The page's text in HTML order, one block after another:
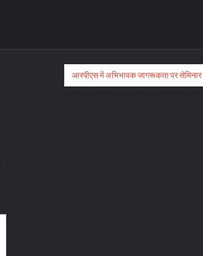
आरपीएस में अभिभावक जागरूकता पर सेमिनार